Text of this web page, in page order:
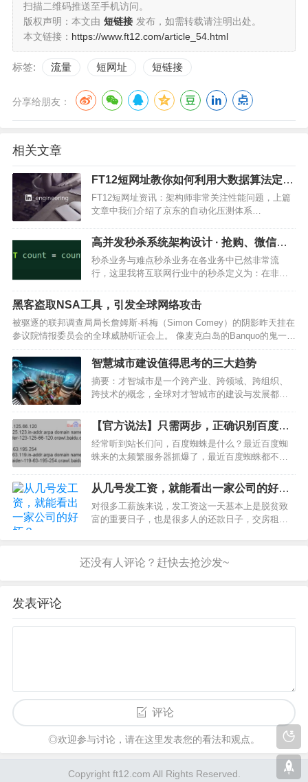
扫描二维码推送至手机访问。
版权声明：本文由 短链接 发布，如需转载请注明出处。
本文链接： https://www.ft12.com/article_54.html
标签: 流量 短网址 短链接
分享给朋友：
相关文章
FT12短网址教你如何利用大数据算法定位
网站性能瓶颈(BOSS)
FT12短网址资讯：架构师非常关注性能问题，上篇
文章中我们介绍了京东的自动化压测体系
绍如何通过大数据算法来分析调用数据，自动定位
性能瓶颈。本文由高可用架构翻译。背景我们 FT…
高并发秒杀系统架构设计 · 抢购、微信红
包、短网址、一元夺宝
秒杀业务与难点秒杀业务在各业务中已然非常流
行，这里我将互联网行业中的秒杀定义为：在非常
为。微信抢红包、短网址、一元夺宝、双11大促抢
购等业务本质上都可视作秒杀业务。而最近大热的
抢红包的难度在于这是和…
黑客盗取NSA工具，引发全球网络攻击
被驱逐的联邦调查局局长詹姆斯·科梅（Simon Comey）的阴影昨天挂在
参议院情报委员会的全球威胁听证会上。 像麦克白岛的Banquo的鬼一
样，Comey的缺席无处不在。 但这不是当今最超现实的方面。 这是在
内部威胁越来越严重和可怕的时候…智慧城市建设值得思考的三大趋势
摘要：才智城市是一个跨产业、跨领域、跨组织、
跨技术的概念，全球对才智城市的建设与发展都在
多部门、多组织的协同创新，由众多的聚焦某类问
题解决的创新企业集合来共同推动。Amit Garg从投
资人的角度…
【官方说法】只需两步，正确识别百度蜘
蛛
经常听到站长们问，百度蜘蛛是什么？最近百度蜘
蛛来的太频繁服务器抓爆了，最近百度蜘蛛都不来
想把IP加入白名单，但IP不固定，我们无法对外公
布。那怎么才能识别正确的百度蜘蛛呢？来来来，
以短网址站为例…
从几号发工资，就能看出一家公司的好
坏？
对很多工薪族来说，发工资这一天基本上是脱贫致
富的重要日子，也是很多人的还款日子，交房租，
美好的日子还是值得每个职场人期待的！为什么有
的人5号10号…
发表评论
评论
◎欢迎参与讨论，请在这里发表您的看法和观点。
Copyright ft12.com All Rights Reserved.